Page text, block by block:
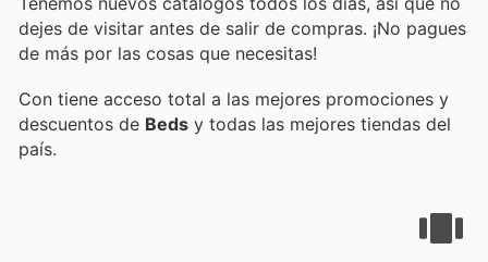
dejes de visitar antes de salir de compras. ¡No pagues
de más por las cosas que necesitas!
Con tiene acceso total a las mejores promociones y
descuentos de Beds y todas las mejores tiendas del
país.